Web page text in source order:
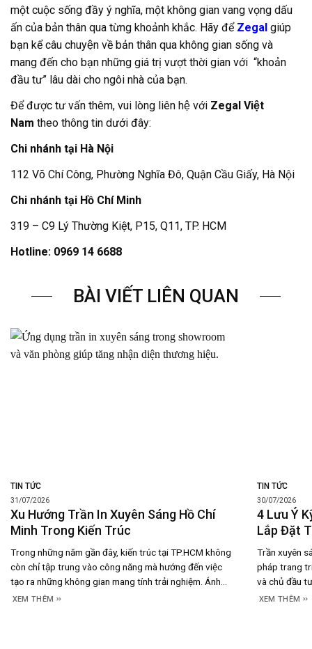
một cuộc sống đầy ý nghĩa, một không gian vang vọng dấu
ấn của bản thân qua từng khoảnh khắc. Hãy để Zegal giúp
bạn kể câu chuyện về bản thân qua không gian sống và
mang đến cho bạn những giá trị vượt thời gian với “khoản
đầu tư” lâu dài cho ngôi nhà của bạn.
Để được tư vấn thêm, vui lòng liên hệ với Zegal Việt
Nam theo thông tin dưới đây:
Chi nhánh tại Hà Nội
112 Võ Chí Công, Phường Nghĩa Đô, Quận Cầu Giấy, Hà Nội
Chi nhánh tại Hồ Chí Minh
319 – C9 Lý Thường Kiệt, P15, Q11, TP. HCM
Hotline: 0969 14 6688
BÀI VIẾT LIÊN QUAN
TIN TỨC
31/07/2026
Xu Hướng Trần In Xuyên Sáng Hồ Chí
Minh Trong Kiến Trúc
Trong những năm gần đây, kiến trúc tại TP.HCM không
còn chỉ tập trung vào công năng mà hướng đến việc
tạo ra những không gian mang tính trải nghiệm. Ánh
sáng trở thành một yếu tố thiết kế quan trọng, góp
XEM THÊM
TIN TỨC
30/07/2026
4 Lưu Ý
Lắp Đặt
Trần xuyên
pháp trang
và chủ đầu
showroom,
XEM THÊM